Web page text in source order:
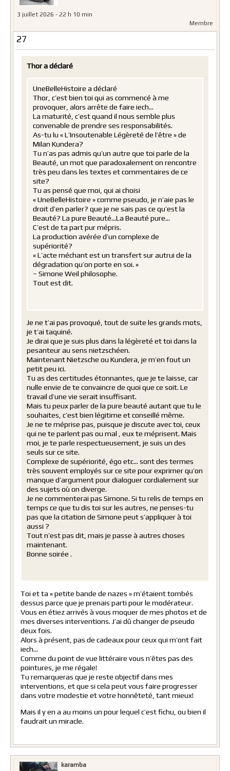
3 juillet 2026 - 22 h 10 min
Membre
27
Thor a déclaré
UneBelleHistoire a déclaré
Thor, c’est bien toi qui as commencé à me
provoquer, alors arrête de faire iech…
La maturité, c’est quand il nous semble plus
convenable de prendre ses responsabilités.
As-tu lu « L’Insoutenable Légèreté de l’être » de
Milan Kundera?
Tu n’as pas admis qu’un autre que toi parle de la
Beauté, un mot que paradoxalement on rencontre
très peu dans les textes et commentaires de ce
site?
Tu as pensé que moi, qui ai choisi
« UneBelleHistoire » comme pseudo, je n’aie pas le
droit d’en parler? que je ne sais pas ce qu’est la
Beauté? La pure Beauté…La Beauté pure…
C’est de ta part pur mépris.
La production avérée d’un complexe de
supériorité?
« L’acte méchant est un transfert sur autrui de la
dégradation qu’on porte en soi. »
– Simone Weil philosophe.
Tout est dit.
Je ne t’ai pas provoqué, tout de suite les grands mots,
je t’ai taquiné.
Je dirai que je suis plus dans la légèreté et toi dans la
pesanteur au sens nietzschéen.
Maintenant Nietzsche ou Kundera, je m’en fout un
petit peu ici.
Tu as des certitudes étonnantes, que je te laisse, car
nulle envie de te convaincre de quoi que ce soit. Le
travail d’une vie serait insuffisant.
Mais tu peux parler de la pure beauté autant que tu le
souhaites, c’est bien légitime et conseillé même.
Je ne te méprise pas, puisque je discute avec toi, ceux
qui ne te parlent pas ou mal , eux te méprisent. Mais
moi, je te parle respectueusement, je suis un des
seuls sur ce site.
Complexe de supériorité, égo etc… sont des termes
très souvent employés sur ce site pour exprimer qu’on
manque d’argument pour dialoguer cordialement sur
des sujets où on diverge.
Je ne commenterai pas Simone. Si tu relis de temps en
temps ce que tu dis toi sur les autres, ne penses-tu
pas que la citation de Simone peut s’appliquer à toi
aussi ?
Tout n’est pas dit, mais je passe à autres choses
maintenant.
Bonne soirée .
Toi et ta « petite bande de nazes » m’étaient tombés
dessus parce que je prenais parti pour le modérateur.
Vous en étiez arrivés à vous moquer de mes photos et de
mes diverses interventions. J’ai dû changer de pseudo
deux fois.
Alors à présent, pas de cadeaux pour ceux qui m’ont fait
iech…
Comme du point de vue littéraire vous n’êtes pas des
pointures, je me régale!
Tu remarqueras que je reste objectif dans mes
interventions, et que si cela peut vous faire progresser
dans votre modestie et votre honnêteté, tant mieux!
Mais il y en a au moins un pour lequel c’est fichu, ou bien il
faudrait un miracle.
karamba